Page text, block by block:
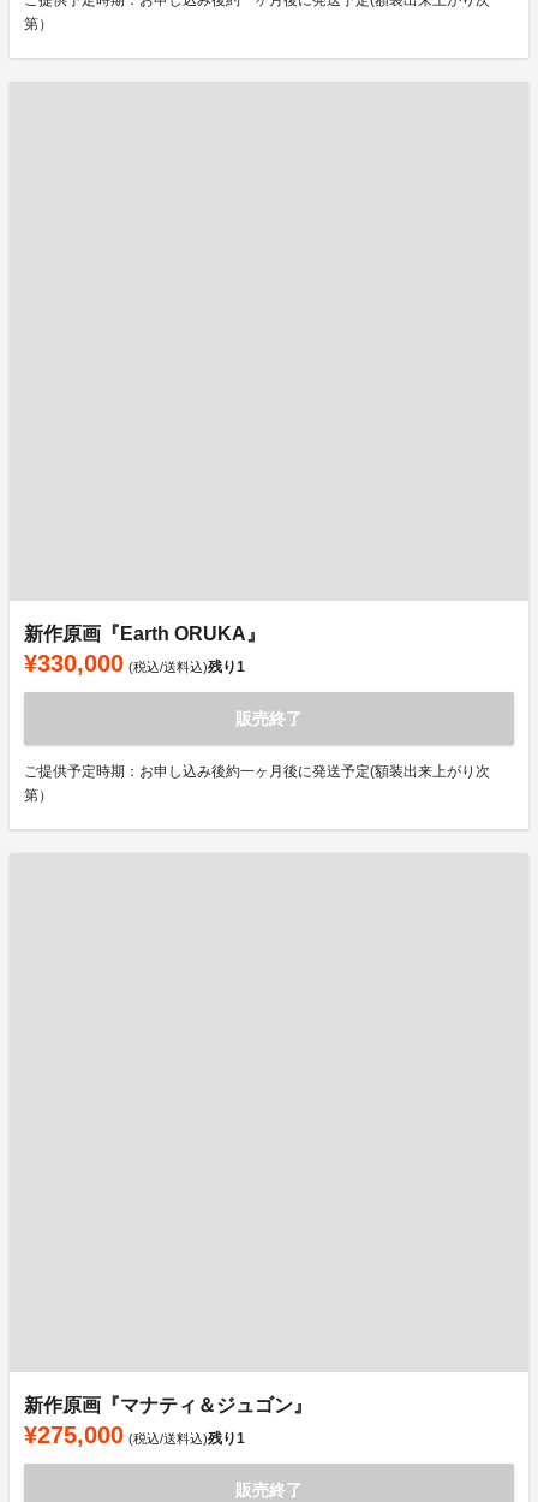
第）
新作原画『Earth ORUKA』
¥330,000 (税込/送料込)残り1
販売終了
ご提供予定時期：お申し込み後約一ヶ月後に発送予定(額装出来上がり次
第）
新作原画『マナティ＆ジュゴン』
¥275,000 (税込/送料込)残り1
販売終了